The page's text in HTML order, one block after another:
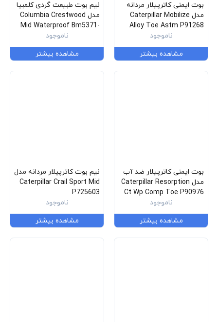
بوت ایمنی کاترپیلار مردانه
مدل Caterpillar Mobilize
Alloy Toe Astm P91268
ناموجود
مشاهده بیشتر
نیم بوت طبیعت گردی کلمبیا
مدل Columbia Crestwood
Mid Waterproof Bm5371-
ناموجود
مشاهده بیشتر
بوت ایمنی کاترپیلار ضد آب
مدل Caterpillar Resorption
Ct Wp Comp Toe P90976
ناموجود
مشاهده بیشتر
نیم بوت کاترپیلار مردانه مدل
Caterpillar Crail Sport Mid
P725603
ناموجود
مشاهده بیشتر